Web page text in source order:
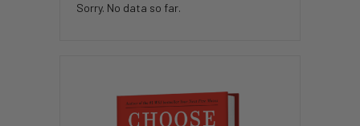
Sorry. No data so far.